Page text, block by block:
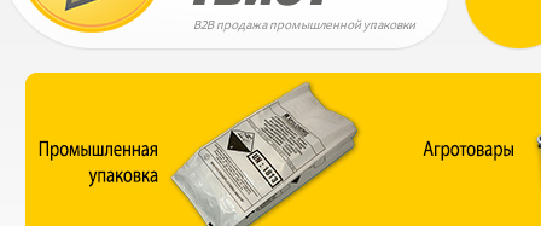
B2B продажа промышленной упаковки